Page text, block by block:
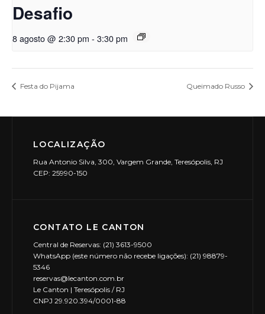
Desafio
8 agosto @ 2:30 pm - 3:30 pm
Festa do Pijama Queimado Russo
LOCALIZAÇÃO
Rua Antonio Silva, 300, Vargem Grande, Teresópolis, RJ
CEP: 25990-150
CONTATO LE CANTON
Central de Reservas: (21) 3613-9500
WhatsApp (este número não recebe ligações): (21) 98879-
5346
reservas@lecanton.com.br
Le Canton | Teresópolis / RJ
CNPJ 29.920.394/0001-88